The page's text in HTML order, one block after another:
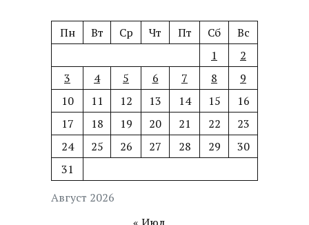
Август 2026
Пн Вт Ср Чт Пт Сб
Вс
1
2
3
4 5 6 7 8
9
10
11 12 13 14 15
16
17
18 19 20 21 22
23
24
25 26 27 28 29
30
31